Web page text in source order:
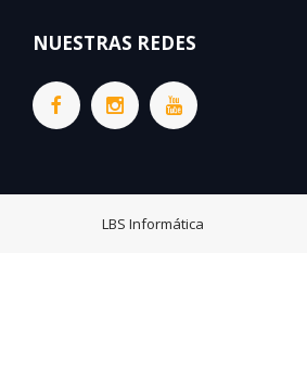
NUESTRAS REDES
LBS Informática